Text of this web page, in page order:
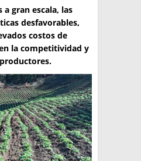
Y NORMATIVAS
BUSCAR
gran escala, las
desfavorables,
costos de
la competitividad y